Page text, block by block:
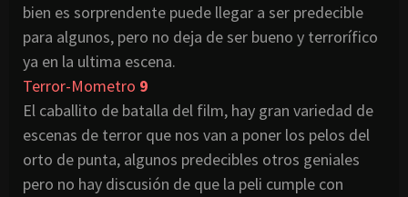
bien es sorprendente puede llegar a ser predecible
para algunos, pero no deja de ser bueno y terrorífico
ya en la ultima escena.
Terror-Mometro 9
El caballito de batalla del film, hay gran variedad de
escenas de terror que nos van a poner los pelos del
orto de punta, algunos predecibles otros geniales
pero no hay discusión de que la peli cumple con